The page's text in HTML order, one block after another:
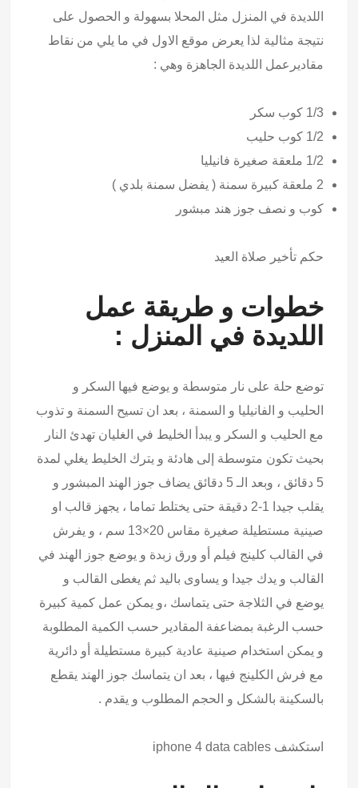
اللديدة في المنزل مثل المحلا بسهولة و الحصول على
نتيجة مثالية لذا يعرض موقع الاول في ما يلي من نقاط
مقاديرعمل اللديدة الجاهزة وهي :
1/3 كوب سكر
1/2 كوب حليب
1/2 ملعقة صغيرة فانيليا
2 ملعقة كبيرة سمنة ( يفضل سمنة بلدي )
كوب و نصف جوز هند مبشور
حكم تأخير صلاة العيد
خطوات و طريقة عمل
اللديدة في المنزل :
توضع حلة على نار متوسطة و يوضع فيها السكر و
الحليب و الفانيليا و السمنة ، بعد ان تسيح السمنة و تذوب
مع الحليب و السكر و يبدأ الخليط في الغليان تهدئ النار
بحيث تكون متوسطة إلى هادئة و يترك الخليط يغلي لمدة
5 دقائق ، وبعد الـ 5 دقائق يضاف جوز الهند المبشور و
يقلب جيدا 1-2 دقيقة حتى يختلط تماما ، يجهز قالب او
صينية مستطيلة صغيرة مقاس 20×13 سم ، و يفرش
في القالب كلينج فيلم أو ورق زبدة و يوضع جوز الهند في
القالب و يدك جيدا و يساوى باليد ثم يغطى القالب و
يوضع في الثلاجة حتى يتماسك ،و يمكن عمل كمية كبيرة
حسب الرغبة بمضاعفة المقادير حسب الكمية المطلوبة
و يمكن استخدام صينية عادية كبيرة مستطيلة أو دائرية
مع فرش الكلينج فيها ، بعد ان يتماسك جوز الهند يقطع
بالسكينة بالشكل و الحجم المطلوب و يقدم .
استكشف iphone 4 data cables